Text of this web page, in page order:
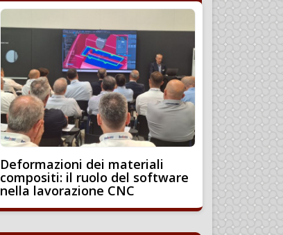
Deformazioni dei materiali
compositi: il ruolo del software
nella lavorazione CNC